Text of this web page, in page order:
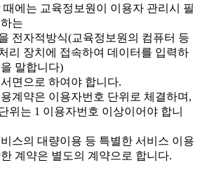
때에는 교육정보원이 이용자 관리시 필
는
전자적방식(교육정보원의 컴퓨터 등
리 장치에 접속하여 데이터를 입력하
말합니다)
면으로 하여야 합니다.
계약은 이용자번호 단위로 체결하며,
위는 1 이용자번호 이상이어야 합니
스의 대량이용 등 특별한 서비스 이용
계약은 별도의 계약으로 합니다.